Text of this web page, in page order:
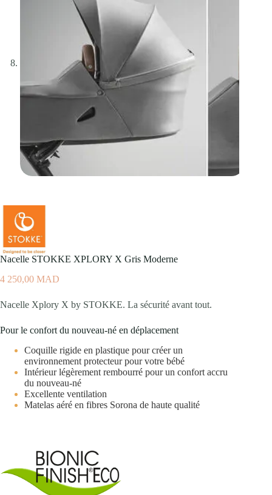
Nacelle STOKKE XPLORY X Gris Moderne
4 250,00 MAD
Nacelle Xplory X by STOKKE. La sécurité avant tout.
Pour le confort du nouveau-né en déplacement
Coquille rigide en plastique pour créer un
environnement protecteur pour votre bébé
Intérieur légèrement rembourré pour un confort accru
du nouveau-né
Excellente ventilation
Matelas aéré en fibres Sorona de haute qualité